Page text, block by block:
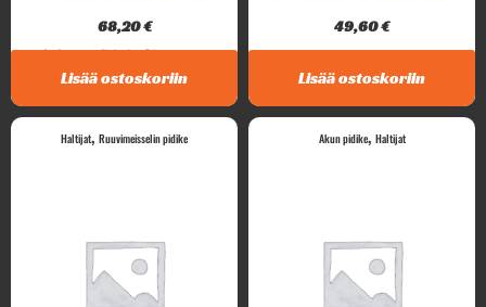
68,20€
2 työasennon työkaluteline. Telineeseen voi...
Lisää ostoskoriin
49,60€
Lisää ostoskoriin
Haltijat, Ruuvimeisselin pidike Akun pidike, Haltijat